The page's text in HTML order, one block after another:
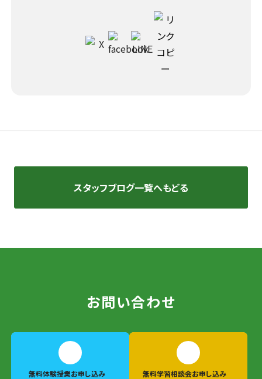
スタッフブログ一覧へもどる
お問い合わせ
無料体験授業お申し込み 無料学習相談会お申し込み